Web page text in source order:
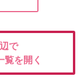
で
を開く